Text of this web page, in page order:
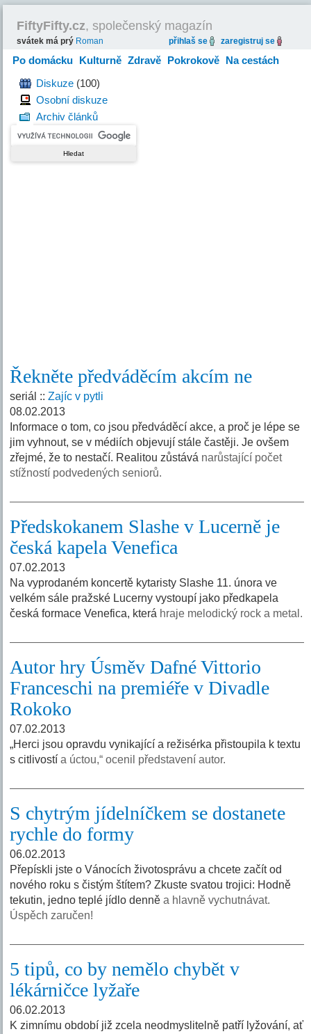
FiftyFifty.cz, společenský magazín
svátek má prý Roman přihlaš se zaregistruj se
Po domácku Kulturně Zdravě Pokrokově Na cestách
HravěDiskuze (100)
Osobní diskuze
Archiv článků
Řekněte předváděcím akcím ne
seriál ::Zajíc v pytli
08.02.2013
Informace o tom, co jsou předváděcí akce, a proč je lépe se
jim vyhnout, se v médiích objevují stále častěji. Je ovšem
zřejmé, že to nestačí. Realitou zůstává narůstající počet
stížností podvedených seniorů.
Předskokanem Slashe v Lucerně je
česká kapela Venefica
07.02.2013
Na vyprodaném koncertě kytaristy Slashe 11. února ve
velkém sále pražské Lucerny vystoupí jako předkapela
česká formace Venefica, která hraje melodický rock a metal.
Autor hry Úsměv Dafné Vittorio
Franceschi na premiéře v Divadle
Rokoko
07.02.2013
„Herci jsou opravdu vynikající a režisérka přistoupila k textu
s citlivostía úctou,“ ocenil představení autor.
S chytrým jídelníčkem se dostanete
rychle do formy
06.02.2013
Přepískli jste o Vánocích životosprávu a chcete začít od
nového roku s čistým štítem? Zkuste svatou trojici: Hodně
tekutin, jedno teplé jídlo denněa hlavně vychutnávat.
Úspěch zaručen!
5 tipů, co by nemělo chybět v
lékárničce lyžaře
06.02.2013
K zimnímu období již zcela neodmyslitelně patří lyžování, ať